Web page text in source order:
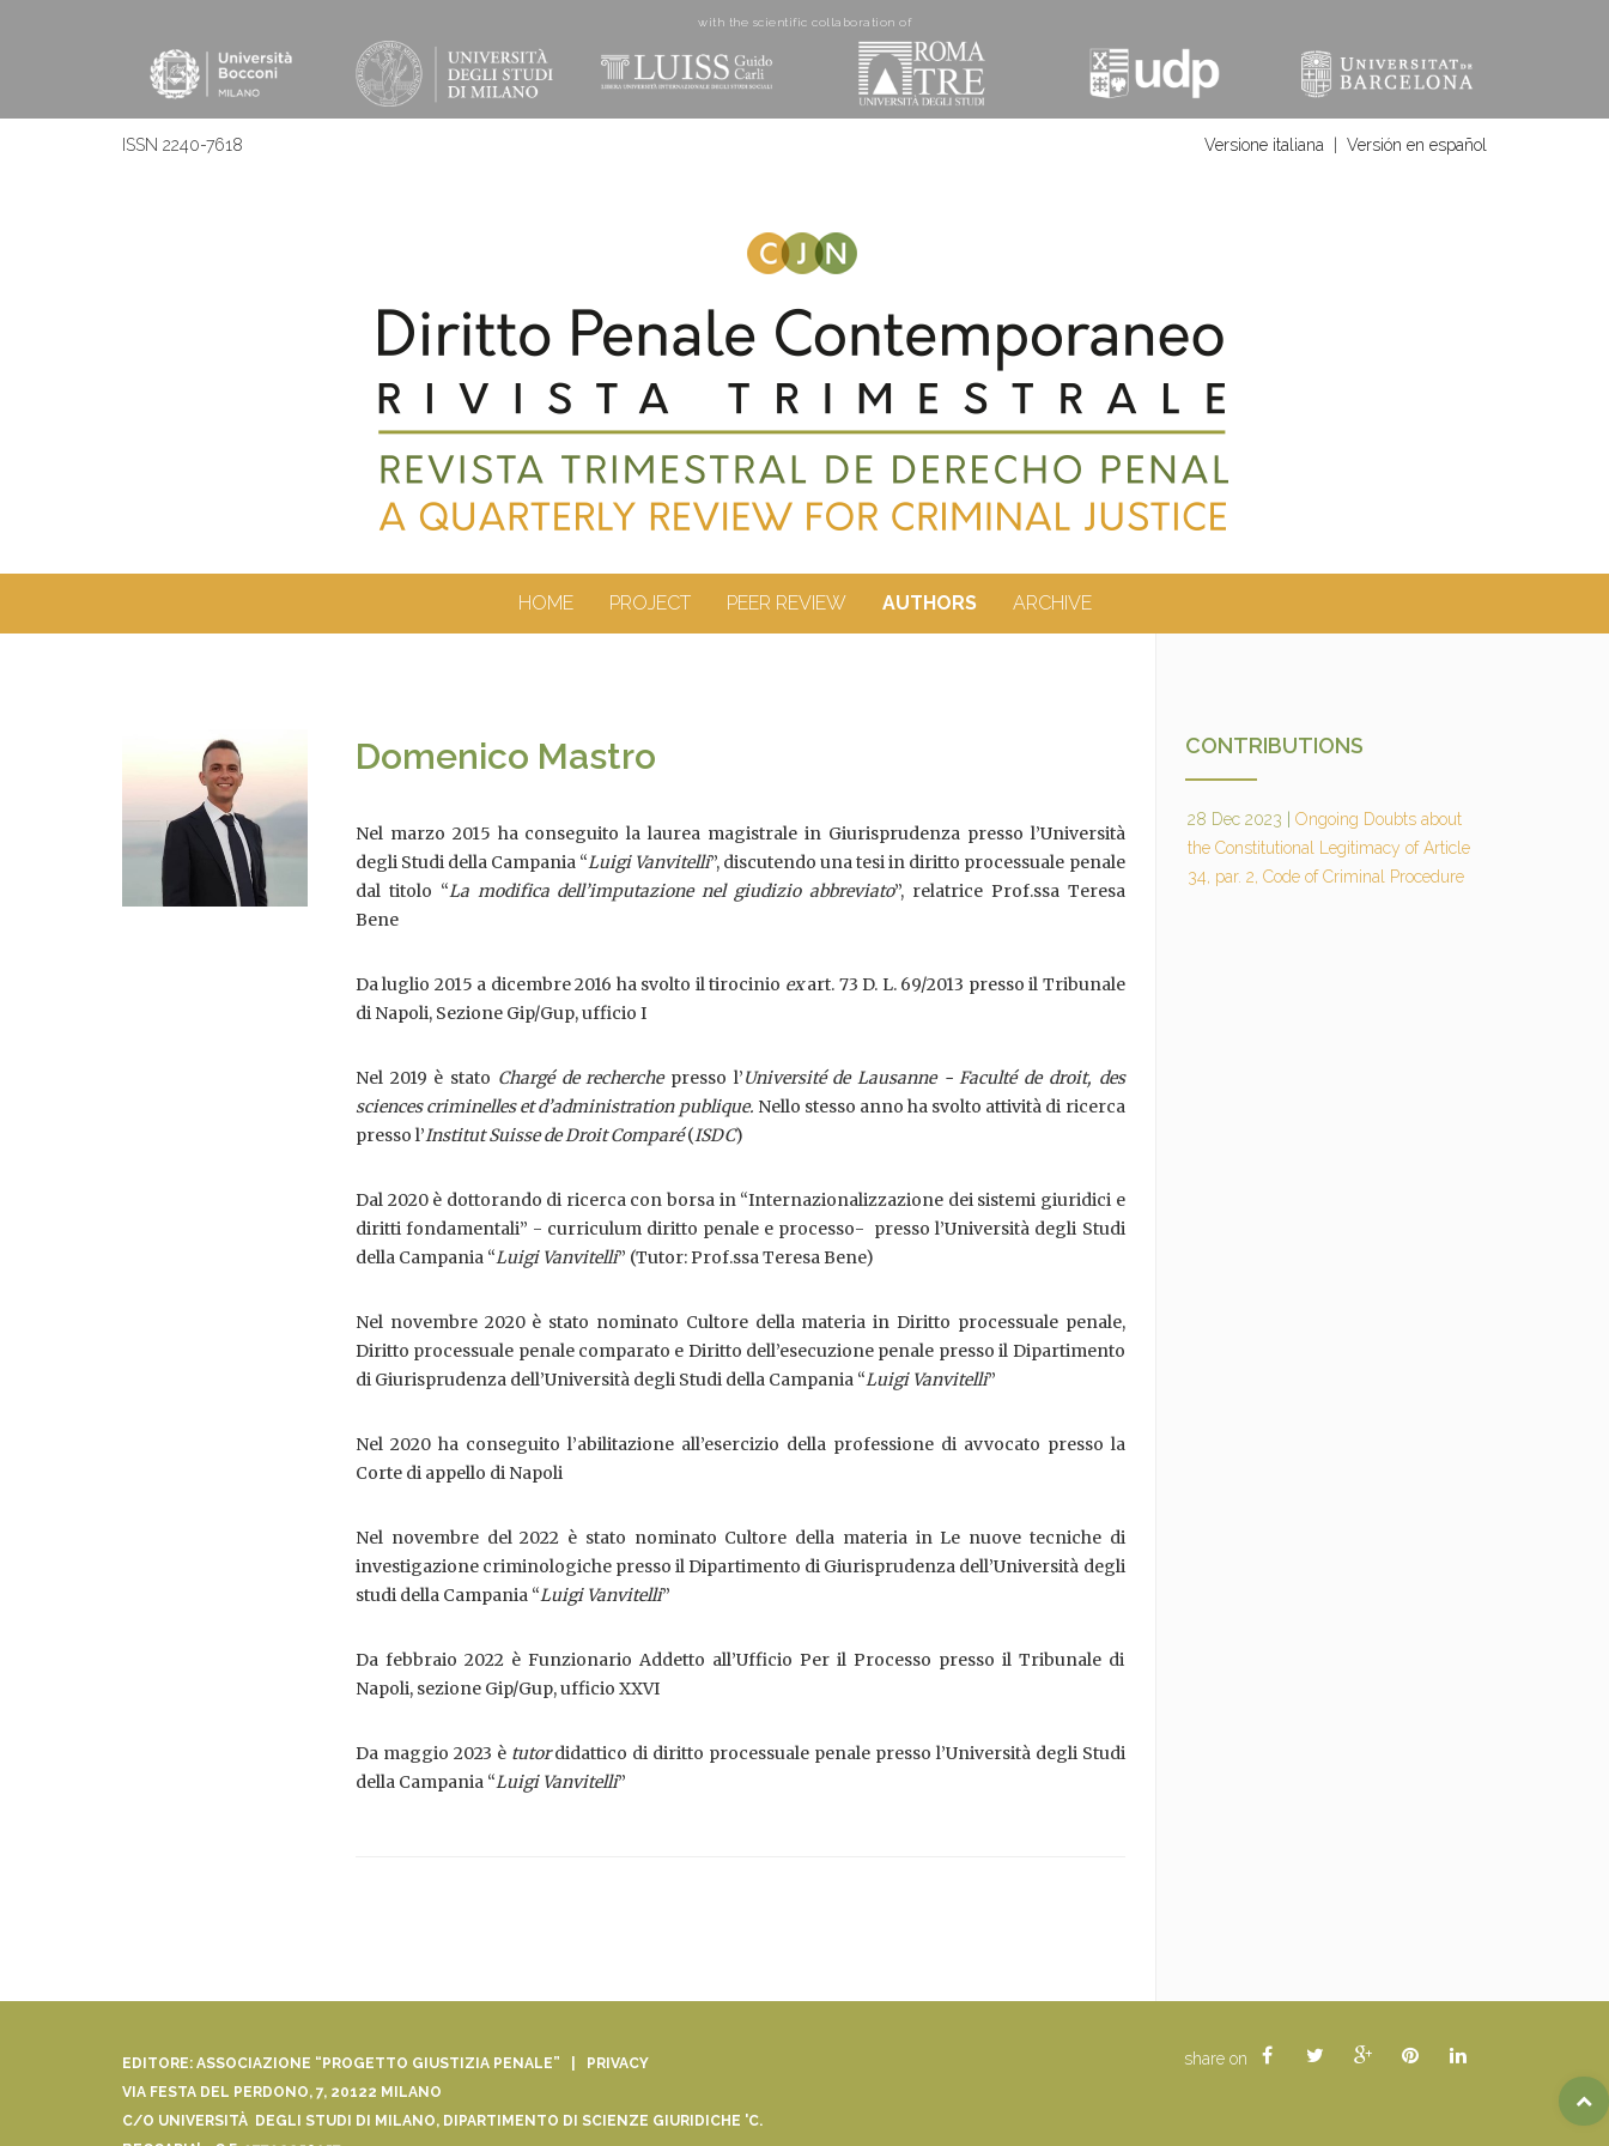
with the scientific collaboration of
ISSN 2240-7618 Versione italiana Versión en español
HOME PROJECT PEER REVIEW AUTHORS ARCHIVE
Domenico Mastro
Nel marzo 2015 ha conseguito la laurea magistrale in Giurisprudenza presso l’Università
degli Studi della Campania “Luigi Vanvitelli”, discutendo una tesi in diritto processuale penale
dal titolo “La modifica dell’imputazione nel giudizio abbreviato”, relatrice Prof.ssa Teresa
Bene
Da luglio 2015 a dicembre 2016 ha svolto il tirocinio exart. 73 D. L. 69/2013 presso il Tribunale
di Napoli, Sezione Gip/Gup, ufficio I
Nel 2019 è stato Chargé de recherchepresso l’Université de Lausanne - Faculté de droit, des
sciences criminelles et d’administration publique. Nello stesso anno ha svolto attività di ricerca
presso l’Institut Suisse de Droit Comparé(ISDC)
Dal 2020 è dottorando di ricerca con borsa in “Internazionalizzazione dei sistemi giuridici e
diritti fondamentali” - curriculum diritto penale e processo- presso l’Università degli Studi
della Campania “Luigi Vanvitelli” (Tutor: Prof.ssa Teresa Bene)
Nel novembre 2020 è stato nominato Cultore della materia in Diritto processuale penale,
Diritto processuale penale comparato e Diritto dell’esecuzione penale presso il Dipartimento
di Giurisprudenza dell’Università degli Studi della Campania “Luigi Vanvitelli”
Nel 2020 ha conseguito l’abilitazione all’esercizio della professione di avvocato presso la
Corte di appello di Napoli
Nel novembre del 2022 è stato nominato Cultore della materia in Le nuove tecniche di
investigazione criminologiche presso il Dipartimento di Giurisprudenza dell’Università degli
studi della Campania “Luigi Vanvitelli”
Da febbraio 2022 è Funzionario Addetto all’Ufficio Per il Processo presso il Tribunale di
Napoli, sezione Gip/Gup, ufficio XXVI
Da maggio 2023 è tutordidattico di diritto processuale penale presso l’Università degli Studi
della Campania “Luigi Vanvitelli”
CONTRIBUTIONS
28 Dec 2023
Ongoing Doubts about
the Constitutional Legitimacy of Article
34, par. 2, Code of Criminal Procedure
EDITORE: ASSOCIAZIONE “PROGETTO GIUSTIZIA PENALE” |
PRIVACY
VIA FESTA DEL PERDONO, 7, 20122 MILANO
C/O UNIVERSITÀ DEGLI STUDI DI MILANO, DIPARTIMENTO DI SCIENZE GIURIDICHE 'C.
share on